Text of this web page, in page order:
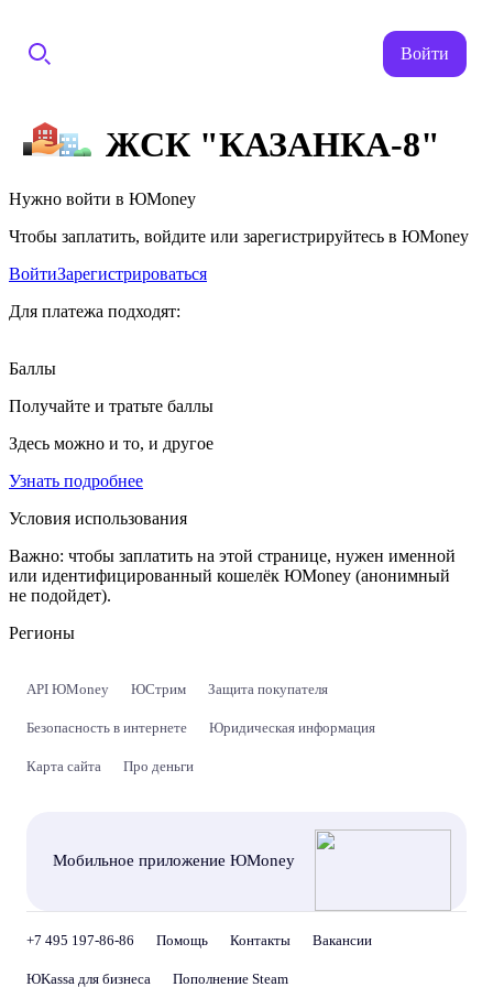
Войти
ЖСК "КАЗАНКА-8"
Нужно войти в ЮMoney
Чтобы заплатить, войдите или зарегистрируйтесь в ЮMoney
ВойтиЗарегистрироваться
Для платежа подходят:
Баллы
Получайте и тратьте баллы
Здесь можно и то, и другое
Узнать подробнее
Условия использования
Важно: чтобы заплатить на этой странице, нужен именной
или идентифицированный кошелёк ЮMoney (анонимный
не подойдет).
Регионы
API ЮMoney ЮСтрим Защита покупателя
Безопасность в интернете Юридическая информация
Карта сайта Про деньги
Мобильное приложение ЮMoney
+7 495 197-86-86 Помощь Контакты Вакансии
ЮKassa для бизнеса Пополнение Steam